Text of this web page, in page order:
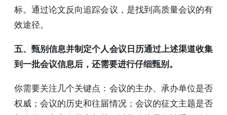
标。通过论文反向追踪会议，是找到高质量会议的有
效途径。
五、甄别信息并制定个人会议日历通过上述渠道收集
到一批会议信息后，还需要进行仔细甄别。
你需要关注几个关键点：会议的主办、承办单位是否
权威；会议的历史和往届情况；会议的征文主题是否